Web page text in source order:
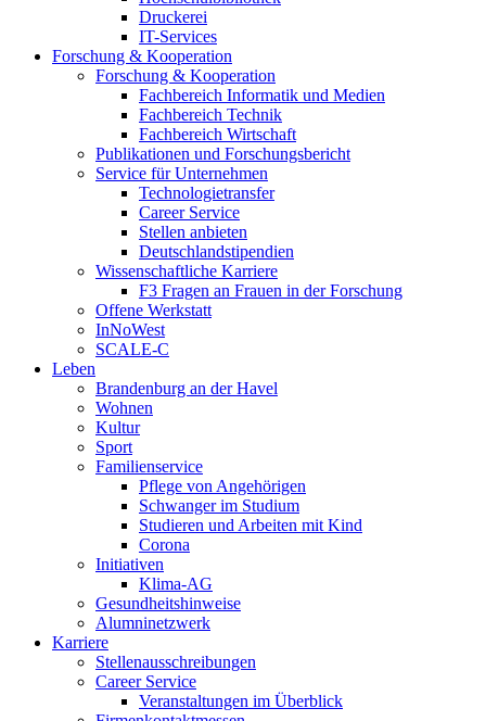
Druckerei
IT-Services
Forschung & Kooperation
Forschung & Kooperation
Fachbereich Informatik und Medien
Fachbereich Technik
Fachbereich Wirtschaft
Publikationen und Forschungsbericht
Service für Unternehmen
Technologietransfer
Career Service
Stellen anbieten
Deutschlandstipendien
Wissenschaftliche Karriere
F3 Fragen an Frauen in der Forschung
Offene Werkstatt
InNoWest
SCALE-C
Leben
Brandenburg an der Havel
Wohnen
Kultur
Sport
Familienservice
Pflege von Angehörigen
Schwanger im Studium
Studieren und Arbeiten mit Kind
Corona
Initiativen
Klima-AG
Gesundheitshinweise
Alumninetzwerk
Karriere
Stellenausschreibungen
Career Service
Veranstaltungen im Überblick